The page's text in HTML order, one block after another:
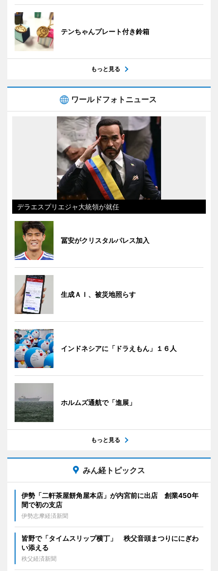
テンちゃんプレート付き鈴箱
もっと見る
ワールドフォトニュース
デラエスプリエジャ大統領が就任
冨安がクリスタルパレス加入
生成ＡＩ、被災地照らす
インドネシアに「ドラえもん」１６人
ホルムズ通航で「進展」
もっと見る
みん経トピックス
伊勢「二軒茶屋餅角屋本店」が内宮前に出店 創業450年
間で初の支店
伊勢志摩経済新聞
皆野で「タイムスリップ横丁」 秩父音頭まつりににぎわ
い添える
秩父経済新聞